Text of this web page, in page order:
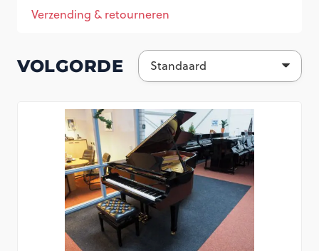
Verzending & retourneren
VOLGORDE